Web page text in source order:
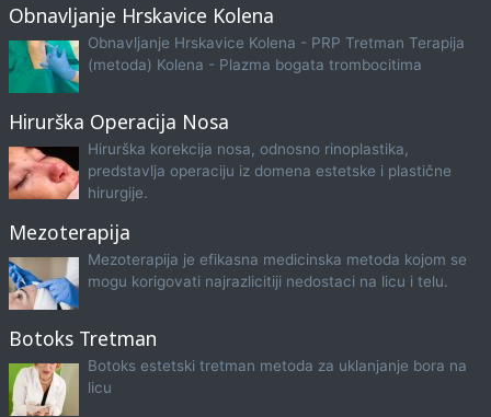
Obnavljanje Hrskavice Kolena
Obnavljanje Hrskavice Kolena - PRP Tretman Terapija
(metoda) Kolena - Plazma bogata trombocitima
Hirurška Operacija Nosa
Hirurška korekcija nosa, odnosno rinoplastika,
predstavlja operaciju iz domena estetske i plastične
hirurgije.
Mezoterapija
Mezoterapija je efikasna medicinska metoda kojom se
mogu korigovati najrazlicitiji nedostaci na licu i telu.
Botoks Tretman
Botoks estetski tretman metoda za uklanjanje bora na
licu